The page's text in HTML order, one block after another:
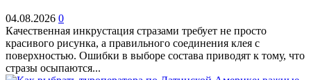
04.08.2026 0
Качественная инкрустация стразами требует не просто
красивого рисунка, а правильного соединения клея с
поверхностью. Ошибки в выборе состава приводят к тому, что
стразы осыпаются...